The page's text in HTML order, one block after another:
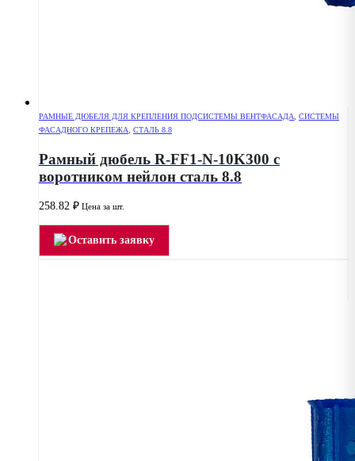
РАМНЫЕ ДЮБЕЛЯ ДЛЯ КРЕПЛЕНИЯ ПОДСИСТЕМЫ ВЕНТФАСАДА
СИСТЕМЫ
ФАСАДНОГО КРЕПЕЖА
СТАЛЬ 8.8
Рамный дюбель R-FF1-N-10K300 с
воротником нейлон сталь 8.8
258.82 ₽ Цена за шт.
Оставить заявку